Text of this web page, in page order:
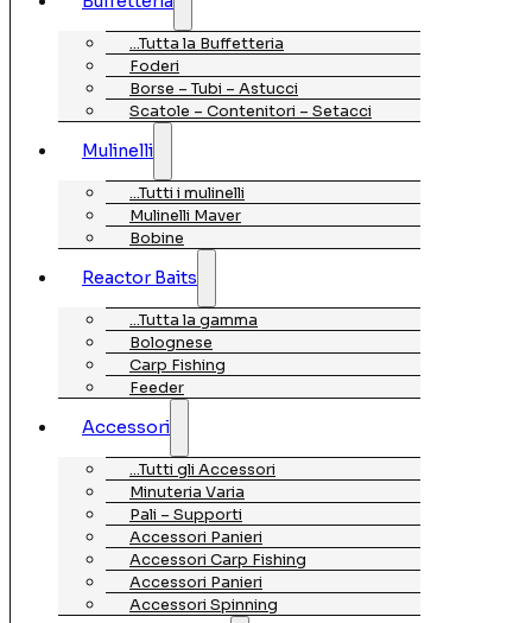
…Tutta la Buffetteria
Foderi
Borse – Tubi – Astucci
Scatole – Contenitori – Setacci
Mulinelli
…Tutti i mulinelli
Mulinelli Maver
Bobine
Reactor Baits
…Tutta la gamma
Bolognese
Carp Fishing
Feeder
Accessori
…Tutti gli Accessori
Minuteria Varia
Pali – Supporti
Accessori Panieri
Accessori Carp Fishing
Accessori Panieri
Accessori Spinning